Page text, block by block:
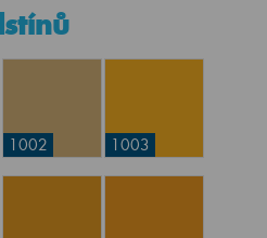
1002 1003